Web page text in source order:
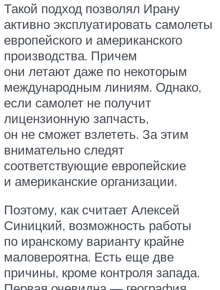
Такой подход позволял Ирану
активно эксплуатировать самолеты
европейского и американского
производства. Причем
они летают даже по некоторым
международным линиям. Однако,
если самолет не получит
лицензионную запчасть,
он не сможет взлететь. За этим
внимательно следят
соответствующие европейские
и американские организации.
Поэтому, как считает Алексей
Синицкий, возможность работы
по иранскому варианту крайне
маловероятна. Есть еще две
причины, кроме контроля запада.